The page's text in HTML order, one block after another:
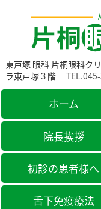
東戸塚 眼科 片桐眼科ク
ラ東戸塚３階
ホーム
院長挨拶
初診の患者様へ
舌下免疫療法